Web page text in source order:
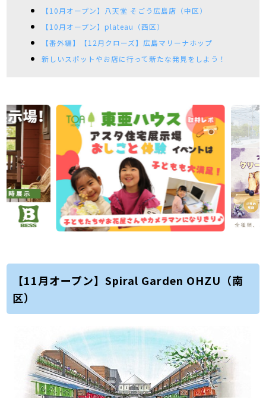
【10月オープン】八天堂 そごう広島店（中区）
【10月オープン】plateau（西区）
【番外編】【12月クローズ】広島マリーナホップ
新しいスポットやお店に行って新たな発見をしよう！
【11月オープン】Spiral Garden OHZU（南
区）